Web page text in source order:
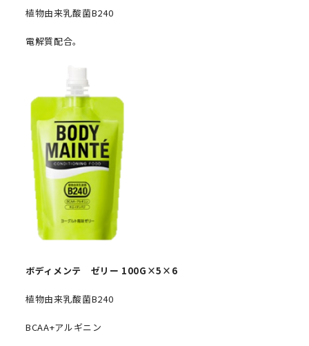
植物由来乳酸菌B240
電解質配合。
ボディメンテ ゼリー 100G ×5×6
植物由来乳酸菌B240
BCAA+アルギニン